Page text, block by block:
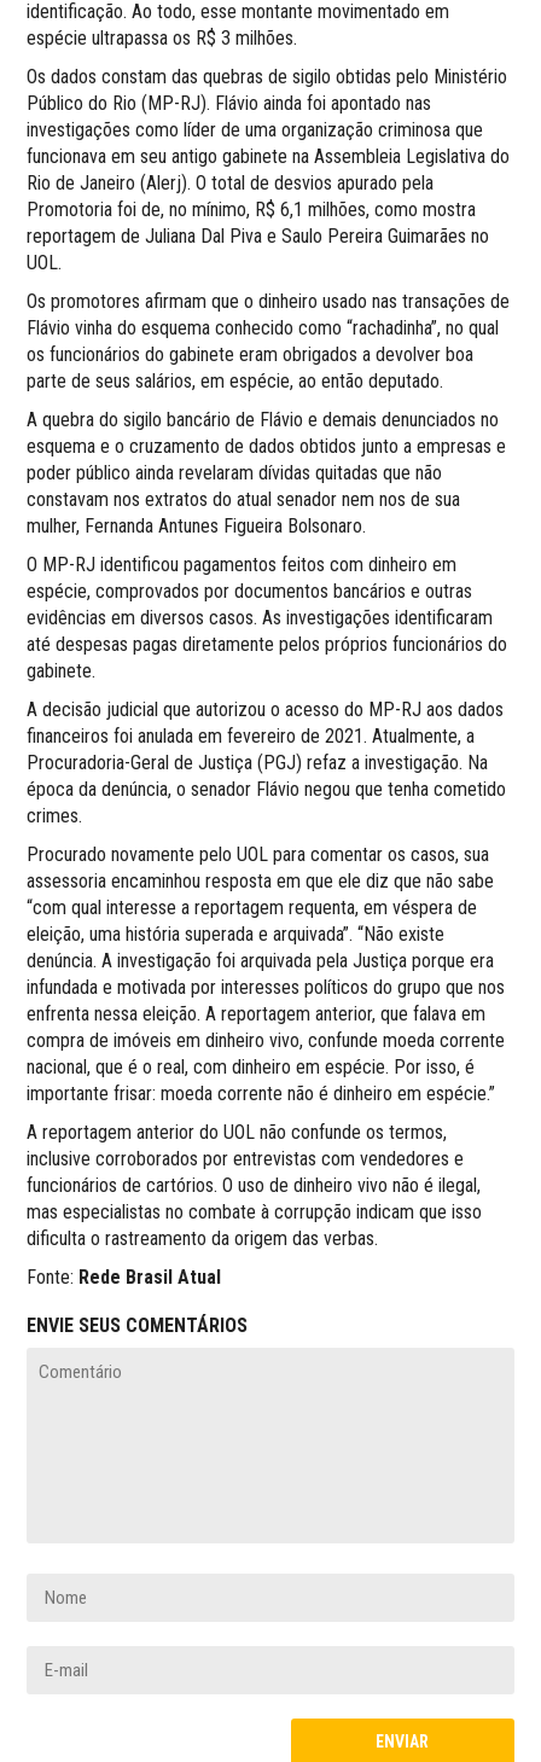
identificação. Ao todo, esse montante movimentado em
espécie ultrapassa os R$ 3 milhões.
Os dados constam das quebras de sigilo obtidas pelo Ministério
Público do Rio (MP-RJ). Flávio ainda foi apontado nas
investigações como líder de uma organização criminosa que
funcionava em seu antigo gabinete na Assembleia Legislativa do
Rio de Janeiro (Alerj). O total de desvios apurado pela
Promotoria foi de, no mínimo, R$ 6,1 milhões, como mostra
reportagem de Juliana Dal Piva e Saulo Pereira Guimarães no
UOL.
Os promotores afirmam que o dinheiro usado nas transações de
Flávio vinha do esquema conhecido como “rachadinha”, no qual
os funcionários do gabinete eram obrigados a devolver boa
parte de seus salários, em espécie, ao então deputado.
A quebra do sigilo bancário de Flávio e demais denunciados no
esquema e o cruzamento de dados obtidos junto a empresas e
poder público ainda revelaram dívidas quitadas que não
constavam nos extratos do atual senador nem nos de sua
mulher, Fernanda Antunes Figueira Bolsonaro.
O MP-RJ identificou pagamentos feitos com dinheiro em
espécie, comprovados por documentos bancários e outras
evidências em diversos casos. As investigações identificaram
até despesas pagas diretamente pelos próprios funcionários do
gabinete.
A decisão judicial que autorizou o acesso do MP-RJ aos dados
financeiros foi anulada em fevereiro de 2021. Atualmente, a
Procuradoria-Geral de Justiça (PGJ) refaz a investigação. Na
época da denúncia, o senador Flávio negou que tenha cometido
crimes.
Procurado novamente pelo UOL para comentar os casos, sua
assessoria encaminhou resposta em que ele diz que não sabe
“com qual interesse a reportagem requenta, em véspera de
eleição, uma história superada e arquivada”. “Não existe
denúncia. A investigação foi arquivada pela Justiça porque era
infundada e motivada por interesses políticos do grupo que nos
enfrenta nessa eleição. A reportagem anterior, que falava em
compra de imóveis em dinheiro vivo, confunde moeda corrente
nacional, que é o real, com dinheiro em espécie. Por isso, é
importante frisar: moeda corrente não é dinheiro em espécie.”
A reportagem anterior do UOL não confunde os termos,
inclusive corroborados por entrevistas com vendedores e
funcionários de cartórios. O uso de dinheiro vivo não é ilegal,
mas especialistas no combate à corrupção indicam que isso
dificulta o rastreamento da origem das verbas.
Fonte: Rede Brasil Atual
ENVIE SEUS COMENTÁRIOS